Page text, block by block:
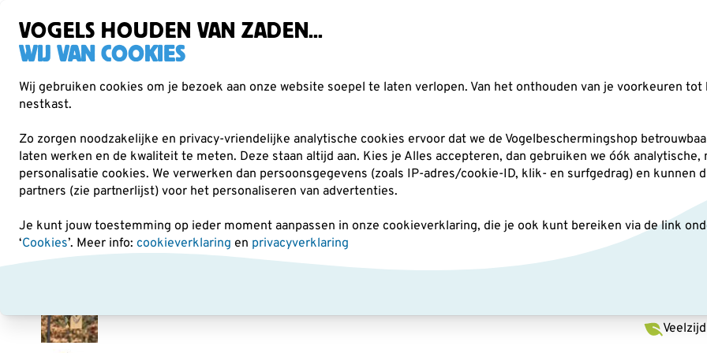
VOGELS HOUDEN VAN ZADEN...
WIJ VAN COOKIES
Wij gebruiken cookies om je bezoek aan onze website soepel te laten verlopen. Van het onthouden van je voorkeuren
nestkast.
Zo zorgen noodzakelijke en privacy-vriendelijke analytische cookies ervoor dat we de Vogelbeschermingshop
laten werken en de kwaliteit te meten. Deze staan altijd aan. Kies je Alles accepteren, dan gebruiken we óók analytische,
personalisatie cookies. We verwerken dan persoonsgegevens (zoals IP-adres/cookie-ID, klik- en surfgedrag) en kunnen
partners (zie partnerlijst) voor het personaliseren van advertenties.
Je kunt jouw toestemming op ieder moment aanpassen in onze cookieverklaring, die je ook kunt bereiken via de link
‘Cookies’. Meer info: cookieverklaring en privacyverklaring
Verrekijkers Vogelvoer Voederhuisjes & -silo's Nestkasten Andere tuindieren
Voederhuisjes & -silo's Voedertafels Voederhuis Ontario - zwart
NIEUW